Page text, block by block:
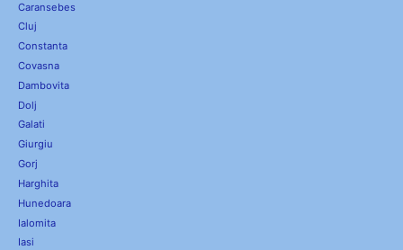
Caransebes
Cluj
Constanta
Covasna
Dambovita
Dolj
Galati
Giurgiu
Gorj
Harghita
Hunedoara
Ialomita
Iasi